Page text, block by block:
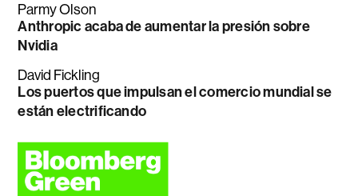
Parmy Olson
Anthropic acaba de aumentar la presión sobre
Nvidia
David Fickling
Los puertos que impulsan el comercio mundial se
están electrificando